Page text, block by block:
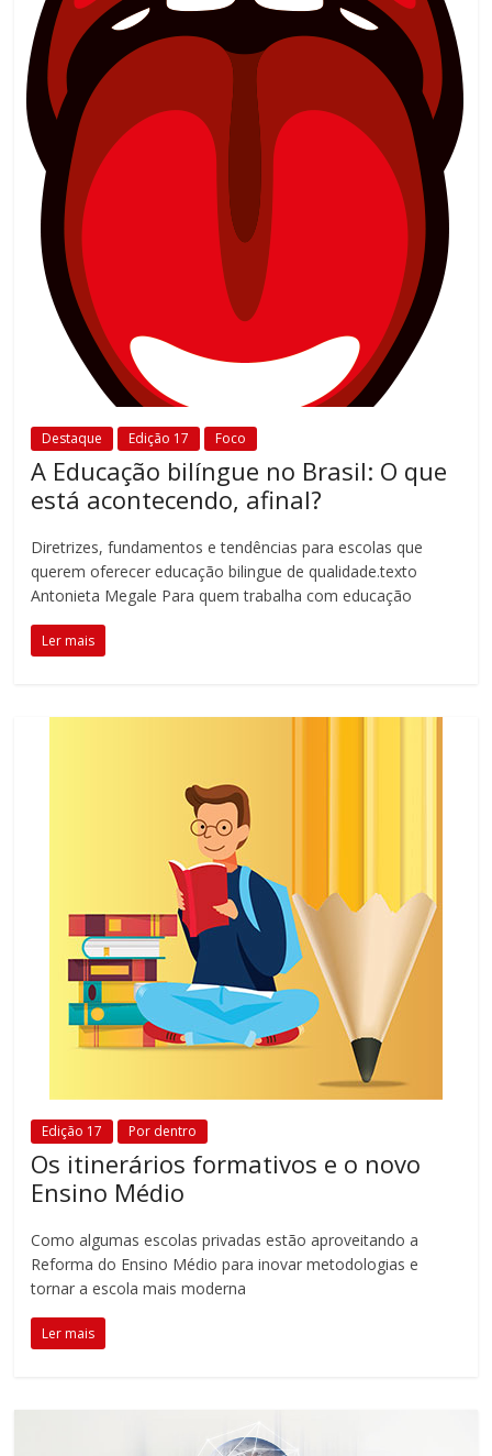
Destaque Edição 17 Foco
A Educação bilíngue no Brasil: O que
está acontecendo, afinal?
Diretrizes, fundamentos e tendências para escolas que
querem oferecer educação bilingue de qualidade.texto
Antonieta Megale Para quem trabalha com educação
Ler mais
Edição 17 Por dentro
Os itinerários formativos e o novo
Ensino Médio
Como algumas escolas privadas estão aproveitando a
Reforma do Ensino Médio para inovar metodologias e
tornar a escola mais moderna
Ler mais